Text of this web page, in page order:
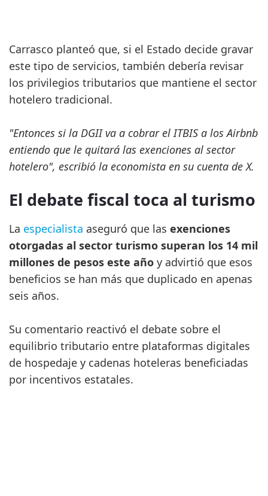
Carrasco planteó que, si el Estado decide gravar
este tipo de servicios, también debería revisar
los privilegios tributarios que mantiene el sector
hotelero tradicional.
"Entonces si la DGII va a cobrar el ITBIS a los Airbnb
entiendo que le quitará las exenciones al sector
hotelero", escribió la economista en su cuenta de X.
El debate fiscal toca al turismo
La especialista aseguró que las exenciones
otorgadas al sector turismo superan los 14 mil
millones de pesos este año y advirtió que esos
beneficios se han más que duplicado en apenas
seis años.
Su comentario reactivó el debate sobre el
equilibrio tributario entre plataformas digitales
de hospedaje y cadenas hoteleras beneficiadas
por incentivos estatales.